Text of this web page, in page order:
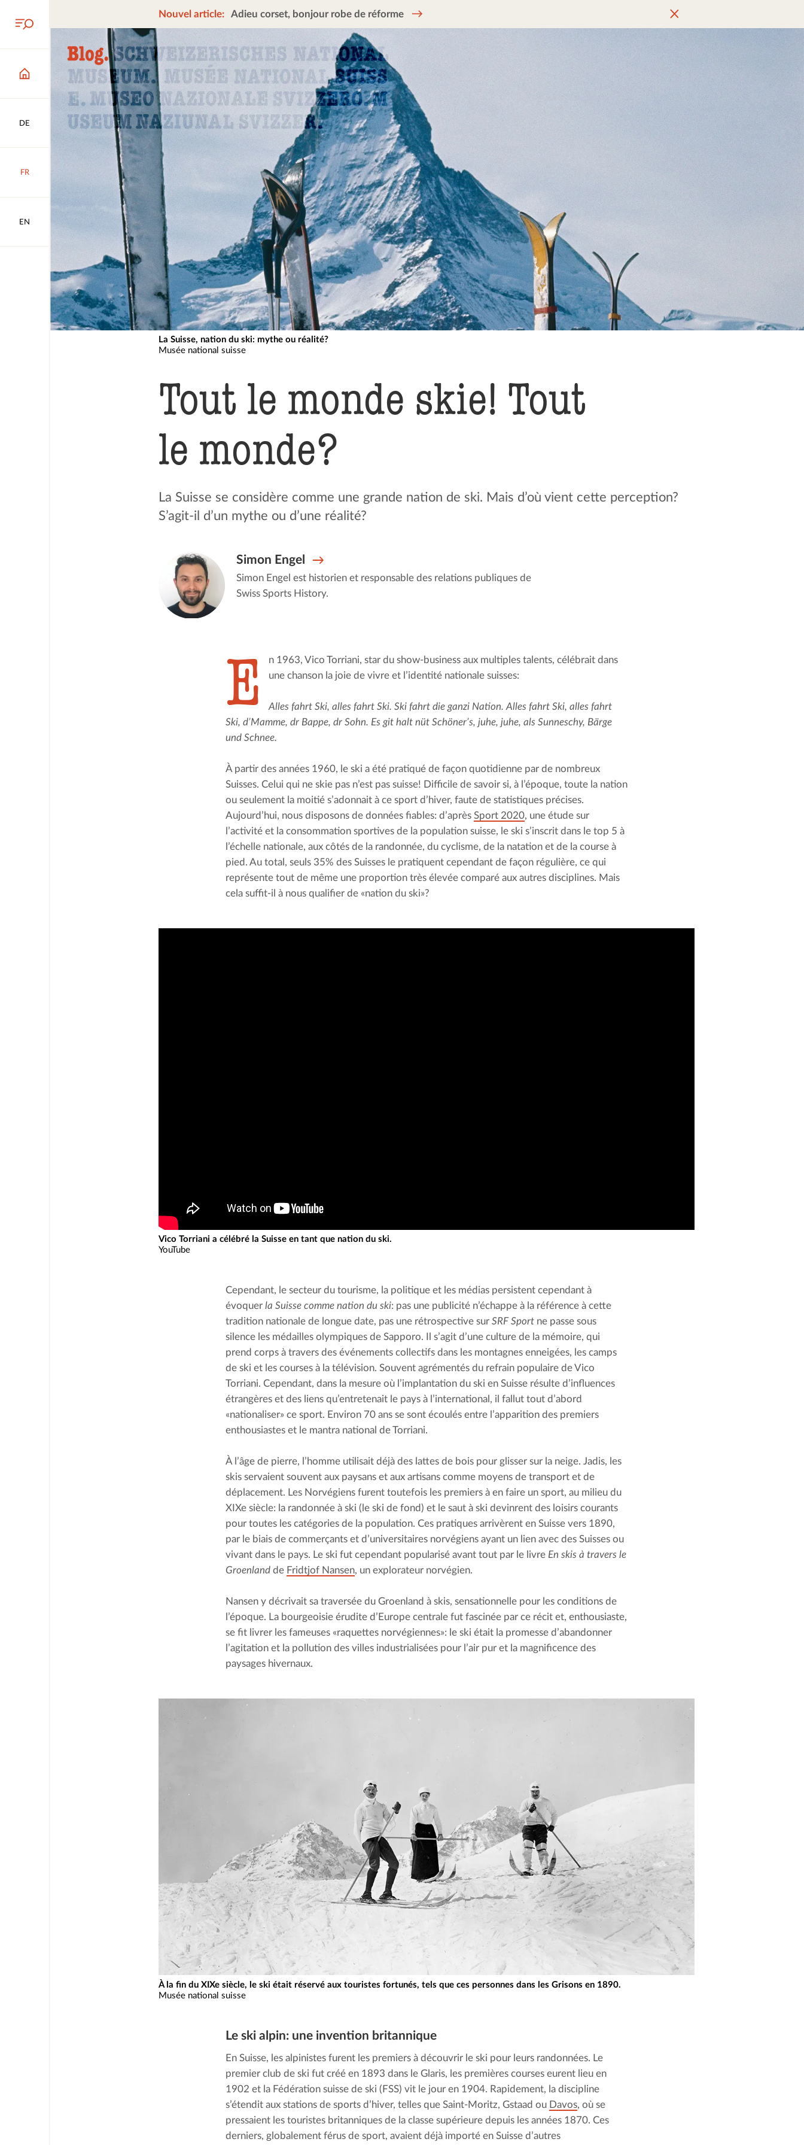
DE
FR
EN
Nouvel article: Adieu corset, bonjour robe de réforme
La Suisse, nation du ski: mythe ou réalité?
Musée national suisse
Tout le monde skie! Tout
le monde?
La Suisse se considère comme une grande nation de ski. Mais d’où vient cette perception?
S’agit-il d’un mythe ou d’une réalité?
Simon Engel
Simon Engel est historien et responsable des relations publiques de
Swiss Sports History.
E
n 1963, Vico Torriani, star du show-business aux multiples talents, célébrait dans
une chanson la joie de vivre et l’identité nationale suisses:
Alles fahrt Ski, alles fahrt Ski. Ski fahrt die ganzi Nation. Alles fahrt Ski, alles fahrt
Ski, d’Mamme, dr Bappe, dr Sohn. Es git halt nüt Schöner’s, juhe, juhe, als Sunneschy, Bärge
und Schnee.
À partir des années 1960, le ski a été pratiqué de façon quotidienne par de nombreux
Suisses. Celui qui ne skie pas n’est pas suisse! Difficile de savoir si, à l’époque, toute la nation
ou seulement la moitié s’adonnait à ce sport d’hiver, faute de statistiques précises.
Aujourd’hui, nous disposons de données fiables: d’après Sport 2020, une étude sur
l’activité et la consommation sportives de la population suisse, le ski s’inscrit dans le top 5 à
l’échelle nationale, aux côtés de la randonnée, du cyclisme, de la natation et de la course à
pied. Au total, seuls 35% des Suisses le pratiquent cependant de façon régulière, ce qui
représente tout de même une proportion très élevée comparé aux autres disciplines. Mais
cela suffit-il à nous qualifier de «nation du ski»?
Vico Torriani a célébré la Suisse en tant que nation du ski.
YouTube
Cependant, le secteur du tourisme, la politique et les médias persistent cependant à
évoquer la Suisse comme nation du ski: pas une publicité n’échappe à la référence à cette
tradition nationale de longue date, pas une rétrospective sur SRF Sport ne passe sous
silence les médailles olympiques de Sapporo. Il s’agit d’une culture de la mémoire, qui
prend corps à travers des événements collectifs dans les montagnes enneigées, les camps
de ski et les courses à la télévision. Souvent agrémentés du refrain populaire de Vico
Torriani. Cependant, dans la mesure où l’implantation du ski en Suisse résulte d’influences
étrangères et des liens qu’entretenait le pays à l’international, il fallut tout d’abord
«nationaliser» ce sport. Environ 70 ans se sont écoulés entre l’apparition des premiers
enthousiastes et le mantra national de Torriani.
À l’âge de pierre, l’homme utilisait déjà des lattes de bois pour glisser sur la neige. Jadis, les
skis servaient souvent aux paysans et aux artisans comme moyens de transport et de
déplacement. Les Norvégiens furent toutefois les premiers à en faire un sport, au milieu du
XIXe siècle: la randonnée à ski (le ski de fond) et le saut à ski devinrent des loisirs courants
pour toutes les catégories de la population. Ces pratiques arrivèrent en Suisse vers 1890,
par le biais de commerçants et d’universitaires norvégiens ayant un lien avec des Suisses ou
vivant dans le pays. Le ski fut cependant popularisé avant tout par le livre En skis à travers le
Groenland de Fridtjof Nansen, un explorateur norvégien.
Nansen y décrivait sa traversée du Groenland à skis, sensationnelle pour les conditions de
l’époque. La bourgeoisie érudite d’Europe centrale fut fascinée par ce récit et, enthousiaste,
se fit livrer les fameuses «raquettes norvégiennes»: le ski était la promesse d’abandonner
l’agitation et la pollution des villes industrialisées pour l’air pur et la magnificence des
paysages hivernaux.
À la fin du XIXe siècle, le ski était réservé aux touristes fortunés, tels que ces personnes dans les Grisons en 1890.
Musée national suisse
Le ski alpin: une invention britannique
En Suisse, les alpinistes furent les premiers à découvrir le ski pour leurs randonnées. Le
premier club de ski fut créé en 1893 dans le Glaris, les premières courses eurent lieu en
1902 et la Fédération suisse de ski (FSS) vit le jour en 1904. Rapidement, la discipline
s’étendit aux stations de sports d’hiver, telles que Saint-Moritz, Gstaad ou Davos, où se
pressaient les touristes britanniques de la classe supérieure depuis les années 1870. Ces
derniers, globalement férus de sport, avaient déjà importé en Suisse d’autres